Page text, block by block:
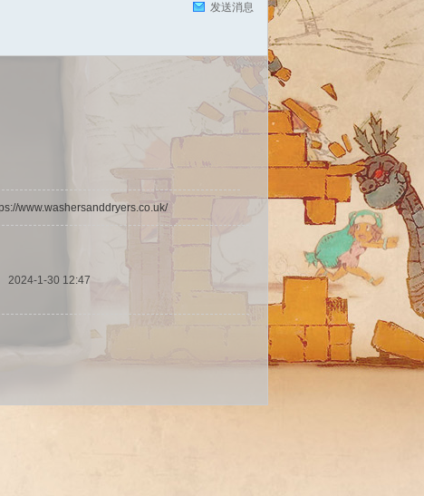
发送消息
www.washersanddryers.co.uk/
2024-1-30 12:47